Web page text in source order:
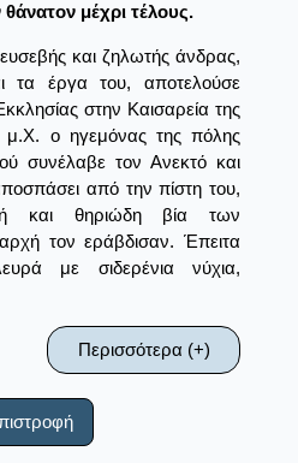
μέχρι τέλους.
και ζηλωτής άνδρας,
τα έργα του, αποτελούσε
στην Καισαρεία της
μ.Χ. ο ηγεμόνας της πόλης
συνέλαβε τον Ανεκτό και
από την πίστη του,
και θηριώδη βία των
τον εράβδισαν. Έπειτα
με σιδερένια νύχια,
Περισσότερα (+)